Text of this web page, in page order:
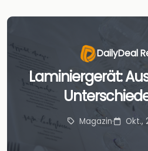
DailyDeal
Laminiergerät:
Magazin· Okt.,